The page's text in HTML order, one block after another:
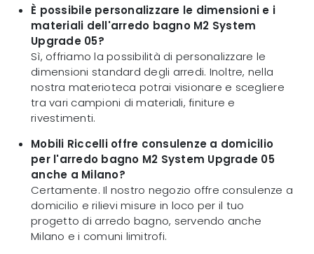
È possibile personalizzare le dimensioni e i
materiali dell'arredo bagno M2 System
Upgrade 05?
Sì, offriamo la possibilità di personalizzare le
dimensioni standard degli arredi. Inoltre, nella
nostra materioteca potrai visionare e scegliere
tra vari campioni di materiali, finiture e
rivestimenti.
Mobili Riccelli offre consulenze a domicilio
per l'arredo bagno M2 System Upgrade 05
anche a Milano?
Certamente. Il nostro negozio offre consulenze a
domicilio e rilievi misure in loco per il tuo
progetto di arredo bagno, servendo anche
Milano e i comuni limitrofi.